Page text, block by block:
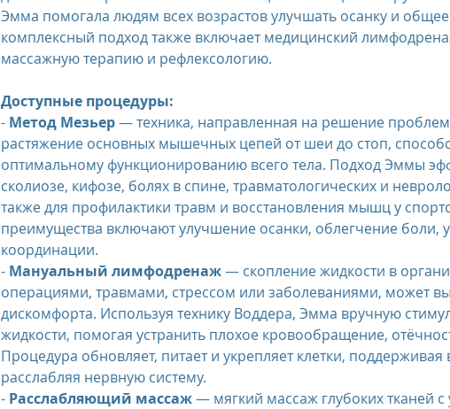
Эмма помогала людям всех возрастов улучшать осанку и
комплексный подход также включает медицинский
массажную терапию и рефлексологию.
Доступные процедуры:
- Метод Мезьер — техника, направленная на решение
растяжение основных мышечных цепей от шеи до стоп,
оптимальному функционированию всего тела. Подход Эммы
сколиозе, кифозе, болях в спине, травматологических и
также для профилактики травм и восстановления мышц у
преимущества включают улучшение осанки, облегчение боли,
координации.
- Мануальный лимфодренаж — скопление жидкости в
операциями, травмами, стрессом или заболеваниями, может
дискомфорта. Используя технику Воддера, Эмма вручную
жидкости, помогая устранить плохое кровообращение,
Процедура обновляет, питает и укрепляет клетки,
расслабляя нервную систему.
- Расслабляющий массаж — мягкий массаж глубоких тканей